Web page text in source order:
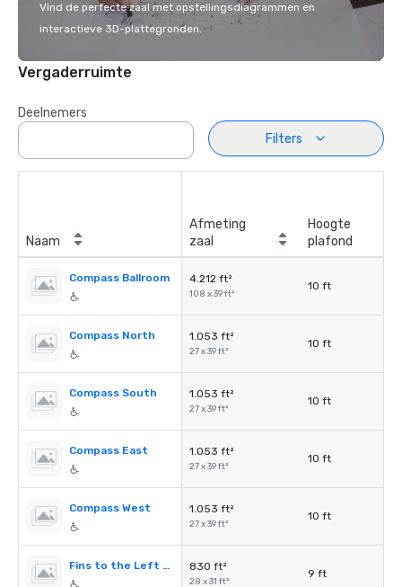
Vind de perfecte zaal met opstellingsdiagrammen en
interactieve 3D-plattegronden.
Vergaderruimte
Deelnemers
Filters
Naam
Afmeting
zaal
Hoogte
plafond
Compass Ballroom 4.212 ft²
108 x 39 ft²
10 ft
Compass North 1.053 ft²
27 x 39 ft²
10 ft
Compass South 1.053 ft²
27 x 39 ft²
10 ft
Compass East 1.053 ft²
27 x 39 ft²
10 ft
Compass West 1.053 ft²
27 x 39 ft²
10 ft
Fins to the Left & Fins to the Right 830 ft²
28 x 31 ft²
9 ft